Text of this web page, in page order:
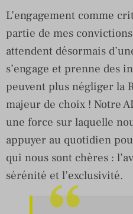
L’engagement comme
partie de mes
attendent désormais
s’engage et prenne des
peuvent plus négliger la
majeur de choix ! Notre
une force sur laquelle
appuyer au quotidien
qui nous sont chères :
sérénité et l’exclusivité.